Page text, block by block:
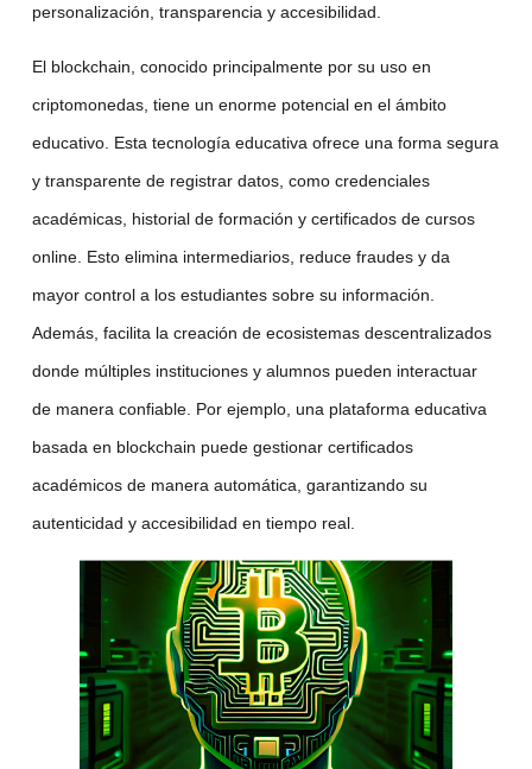
personalización, transparencia y accesibilidad.
El blockchain, conocido principalmente por su uso en
criptomonedas, tiene un enorme potencial en el ámbito
educativo. Esta tecnología educativaofrece una forma segura
y transparente de registrar datos, como credenciales
académicas, historial de formación y certificados de cursos
online. Esto elimina intermediarios, reduce fraudes y da
mayor control a los estudiantes sobre su información.
Además, facilita la creación de ecosistemas descentralizados
donde múltiples instituciones y alumnos pueden interactuar
de manera confiable. Por ejemplo, una plataforma educativa
basada en blockchain puede gestionar certificados
académicos de manera automática, garantizando su
autenticidad y accesibilidad en tiempo real.